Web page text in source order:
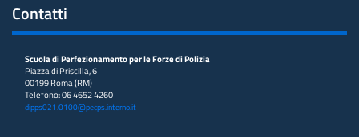
Contatti
Scuola di Perfezionamento per le Forze di Polizia
Piazza di Priscilla, 6
00199 Roma (RM)
Telefono: 06 4652 4260
dipps021.0100@pecps.interno.it